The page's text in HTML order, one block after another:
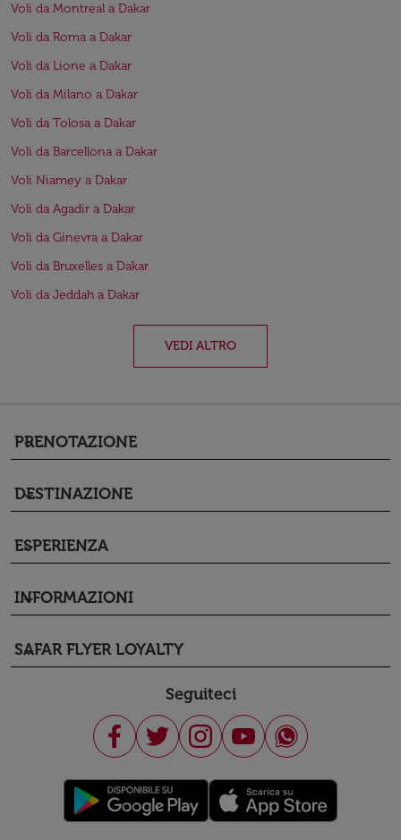
Voli da Montreal a Dakar
Voli da Roma a Dakar
Voli da Lione a Dakar
Voli da Milano a Dakar
Voli da Tolosa a Dakar
Voli da Barcellona a Dakar
Voli Niamey a Dakar
Voli da Agadir a Dakar
Voli da Ginevra a Dakar
Voli da Bruxelles a Dakar
Voli da Jeddah a Dakar
VEDI ALTRO
PRENOTAZIONE
keyboard_arrow_down
DESTINAZIONE
keyboard_arrow_down
ESPERIENZA
keyboard_arrow_down
INFORMAZIONI
keyboard_arrow_down
SAFAR FLYER LOYALTY
keyboard_arrow_down
Seguiteci